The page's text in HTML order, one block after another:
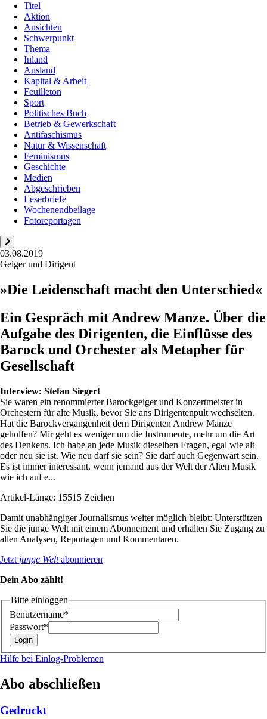
Titel
Aktion
Ansichten
Schwerpunkt
Thema
Inland
Ausland
Kapital & Arbeit
Feuilleton
Sport
Politisches Buch
Betrieb & Gewerkschaft
Antifaschismus
Natur & Wissenschaft
Feminismus
Geschichte
Medien
Abgeschrieben
Leserbriefe
Wochenendbeilage
Fotoreportagen
03.08.2019
Geiger und Dirigent
»Die Leidenschaft macht den Unterschied«
Ein Gespräch mit Andrew Manze. Über die
Aufgabe des Dirigenten, die Einflüsse des
Barock und Orchester als Metapher für
Gesellschaft
Interview: Stefan Siegert
Sie waren ein renommierter Barockgeiger und Konzertmeister in
Orchestern für alte Musik, bevor Sie ans Dirigentenpult wechselten.
Hat die Barockvergangenheit dem Dirigenten Andrew Manze
geholfen? Mir geht es weniger um die Instrumente, mehr um die Art
des Denkens. Ich habe an jede Musik dieselben Fragen, egal wie alt
oder neu sie ist. Wie neu darf sie sein? Sie darf auch Gegenwart sein.
Es ist immer interessant, wenn jemand aus der Welt der Alten Musik
wie ich auf e...
Artikel-Länge: 15515 Zeichen
Damit unabhängiger Journalismus weiter möglich bleibt: Unterstützen
Sie die junge Welt mit einem Abonnement und erhalten Sie Zugang zu
allen Analysen, Reportagen und Kommentaren.
Jetzt junge Weltabonnieren
Dein Abo zählt!
Bitte einloggen
Benutzername*
Passwort*
Hilfe bei Einlog-Problemen
Abo abschließen
Gedruckt